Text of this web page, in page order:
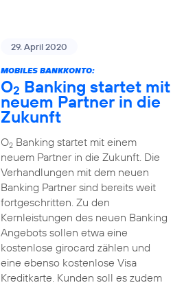
29. April 2020
MOBILES BANKKONTO:
O2 Banking startet mit
neuem Partner in die
Zukunft
O2Banking startet mit einem
neuem Partner in die Zukunft. Die
Verhandlungen mit dem neuen
Banking Partner sind bereits weit
fortgeschritten. Zu den
Kernleistungen des neuen Banking
Angebots sollen etwa eine
kostenlose girocard zählen und
eine ebenso kostenlose Visa
Kreditkarte. Kunden soll es zudem